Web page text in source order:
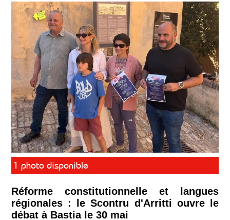
1 photo disponible
Réforme constitutionnelle et langues
régionales : le Scontru d'Arritti ouvre le
débat à Bastia le 30 mai